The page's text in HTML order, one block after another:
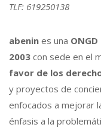
TLF: 619250138
abenin es una
2003 con sede en el
favor de los
y proyectos de
enfocados a mejorar
énfasis a la